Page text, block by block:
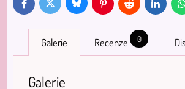
FacebookTwitter Bluesky PinterestReddit LinkedIn
Galerie Recenze 0
Galerie